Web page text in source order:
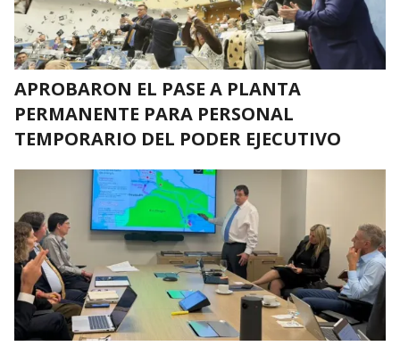
APROBARON EL PASE A PLANTA
PERMANENTE PARA PERSONAL
TEMPORARIO DEL PODER EJECUTIVO